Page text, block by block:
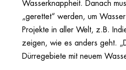
Wasserknappheit. Danach
„gerettet“ werden, um
Projekte in aller Welt, z.B.
zeigen, wie es anders geht.
Dürregebiete mit neuem